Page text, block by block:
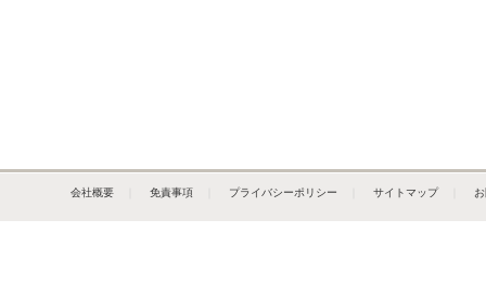
会社概要 免責事項 プライバシーポリシー サイトマップ｜